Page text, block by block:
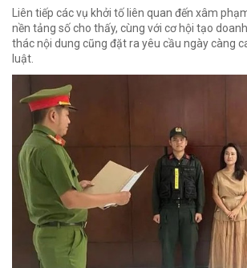
Liên tiếp các vụ khởi tố liên quan đến xâm
nền tảng số cho thấy, cùng với cơ hội tạo
thác nội dung cũng đặt ra yêu cầu ngày càng
luật.